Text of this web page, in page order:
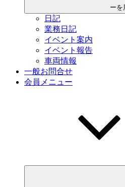
ーを
日記
業務日記
イベント案内
イベント報告
車両情報
一般お問合せ
会員メニュー